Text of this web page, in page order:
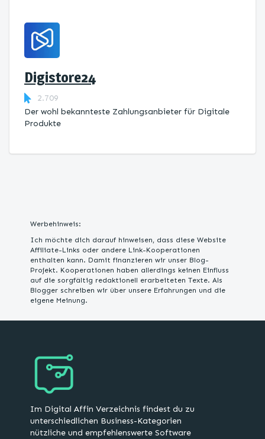
Digistore24
2.709
Der wohl bekannteste Zahlungsanbieter für Digitale
Produkte
Werbehinweis:
Ich möchte dich darauf hinweisen, dass diese Website
Affiliate-Links oder andere Link-Kooperationen
enthalten kann. Damit finanzieren wir unser Blog-
Projekt. Kooperationen haben allerdings keinen Einfluss
auf die sorgfältig redaktionell erarbeiteten Texte. Als
Blogger schreiben wir über unsere Erfahrungen und die
eigene Meinung.
Im Digital Affin Verzeichnis findest du zu
unterschiedlichen Business-Kategorien
nützliche und empfehlenswerte Software